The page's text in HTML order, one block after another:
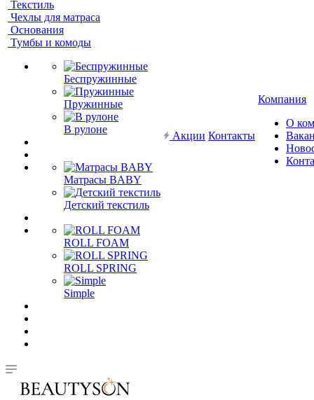
Текстиль
Чехлы для матраса
Основания
Тумбы и комоды
Беспружинные
Пружинные
В рулоне
Матрасы BABY
Детский текстиль
ROLL FOAM
ROLL SPRING
Simple
Акции Контакты
Компания
О